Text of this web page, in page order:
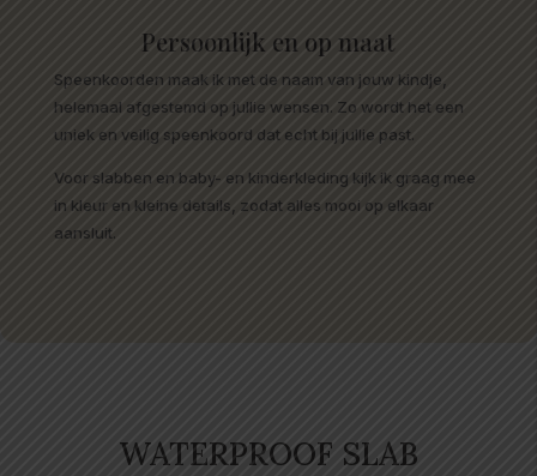
Persoonlijk en op maat
Speenkoorden maak ik met de naam van jouw kindje,
helemaal afgestemd op jullie wensen. Zo wordt het een
uniek en veilig speenkoord dat echt bij jullie past.
Voor slabben en baby- en kinderkleding kijk ik graag mee
in kleur en kleine details, zodat alles mooi op elkaar
aansluit.
WATERPROOF SLAB